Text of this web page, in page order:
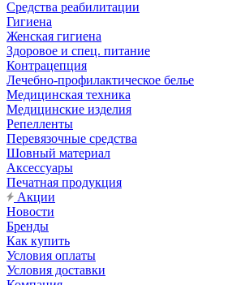
Средства реабилитации
Гигиена
Женская гигиена
Здоровое и спец. питание
Контрацепция
Лечебно-профилактическое белье
Медицинская техника
Медицинские изделия
Репелленты
Перевязочные средства
Шовный материал
Аксессуары
Печатная продукция
Акции
Новости
Бренды
Как купить
Условия оплаты
Условия доставки